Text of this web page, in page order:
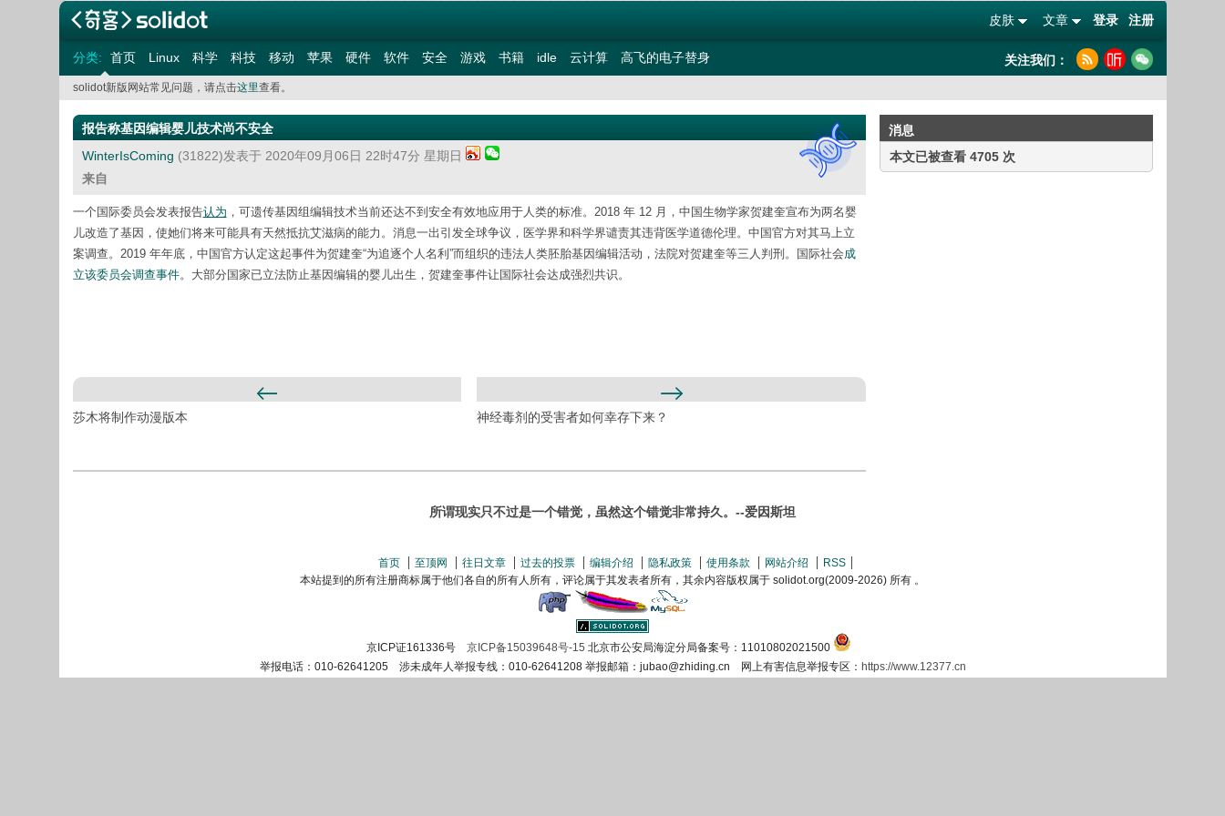
登录 注册
文章
皮肤
分类: 首页 Linux 科学 科技 移动 苹果 硬件 软件 安全 游戏 书籍 idle 云计算 高飞的电子替身 关注我们：
solidot新版网站常见问题，请点击这里查看。
消息
本文已被查看 4705 次
报告称基因编辑婴儿技术尚不安全
WinterIsComing (31822)发表于 2020年09月06日 22时47分 星期日
来自
一个国际委员会发表报告认为 ，可遗传基因组编辑技术当前还达不到安全有效地应用于人类的标准。2018 年 12 月，中国生物学家贺建奎宣布为两名婴
儿改造了基因，使她们将来可能具有天然抵抗艾滋病的能力。消息一出引发全球争议，医学界和科学界谴责其违背医学道德伦理。中国官方对其马上立
案调查。2019 年年底，中国官方认定这起事件为贺建奎“为追逐个人名利”而组织的违法人类胚胎基因编辑活动，法院对贺建奎等三人判刑。国际社会成
立该委员会调查事件。大部分国家已立法防止基因编辑的婴儿出生，贺建奎事件让国际社会达成强烈共识。
莎木将制作动漫版本 神经毒剂的受害者如何幸存下来？
所谓现实只不过是一个错觉，虽然这个错觉非常持久。--爱因斯坦
首页 至顶网 往日文章 过去的投票 编辑介绍 隐私政策 使用条款 网站介绍
RSS
本站提到的所有注册商标属于他们各自的所有人所有，评论属于其发表者所有，其余内容版权属于 solidot.org(2009-2026) 所有 。
京ICP证161336号 京ICP备15039648号-15 北京市公安局海淀分局备案号：11010802021500
举报电话：010-62641205 涉未成年人举报专线：010-62641208 举报邮箱：jubao@zhiding.cn 网上有害信息举报专区： https://www.12377.cn